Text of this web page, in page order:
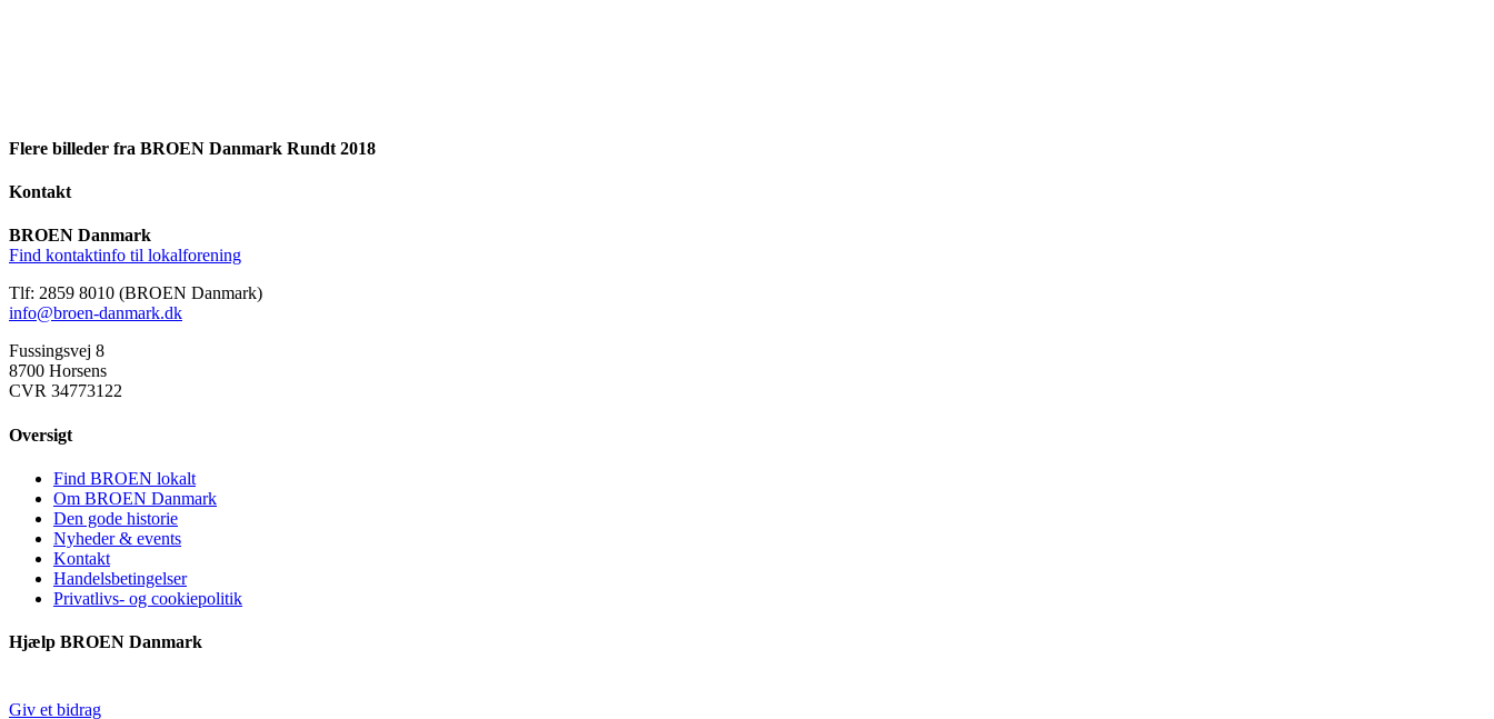
Flere billeder fra BROEN Danmark Rundt 2018
Kontakt
BROEN Danmark
Find kontaktinfo til lokalforening
Tlf: 2859 8010 (BROEN Danmark)
info@broen-danmark.dk
Fussingsvej 8
8700 Horsens
CVR 34773122
Oversigt
Find BROEN lokalt
Om BROEN Danmark
Den gode historie
Nyheder & events
Kontakt
Handelsbetingelser
Privatlivs- og cookiepolitik
Hjælp BROEN Danmark
Giv et bidrag